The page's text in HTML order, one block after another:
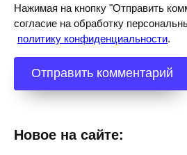
Нажимая на кнопку "Отправить
согласие на обработку
политику конфиденциальности.
Новое на сайте: